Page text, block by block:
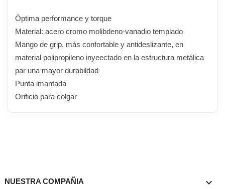
Óptima performance y torque
Material: acero cromo molibdeno-vanadio templado
Mango de grip, más confortable y antideslizante, en
material polipropileno inyeectado en la estructura metálica
par una mayor durabildad
Punta imantada
Orificio para colgar
NUESTRA COMPAÑIA 